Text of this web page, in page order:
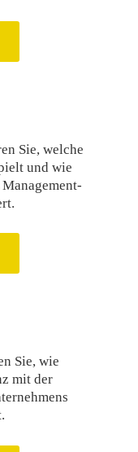
Sie, welche
und wie
Sie, wie
mit der